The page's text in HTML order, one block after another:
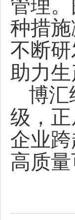
管理
种措
不断
助力
博汇
级，
企业
高质